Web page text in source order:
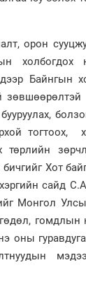
орон
холбогдох
Байнгын
зөвшөөрөлтэй
тогтоох,
төрлийн
Хот
сайд
Монгол
гомдлын
оны